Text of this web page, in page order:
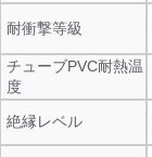
耐衝撃等級
チューブPVC耐熱温
度
絶縁レベル